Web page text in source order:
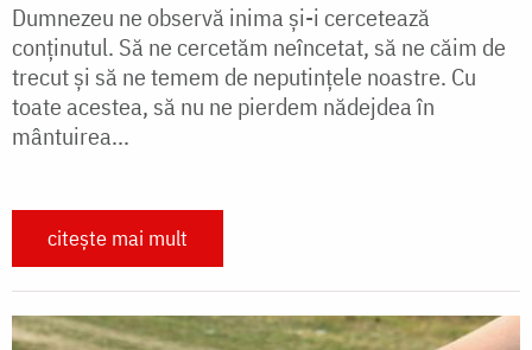
Dumnezeu ne observă inima și-i cercetează
conținutul. Să ne cercetăm neîncetat, să ne căim de
trecut și să ne temem de neputințele noastre. Cu
toate acestea, să nu ne pierdem nădejdea în
mântuirea...
citește mai mult